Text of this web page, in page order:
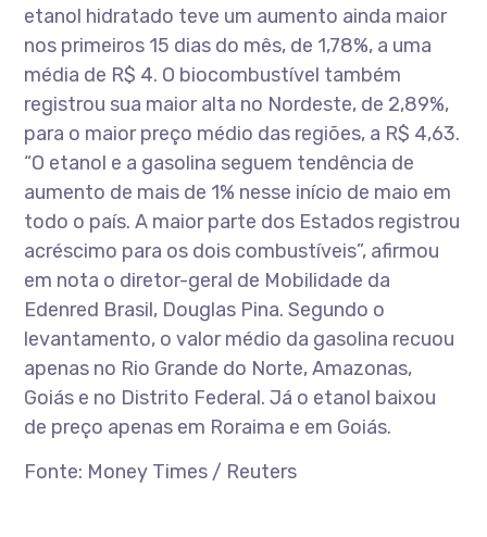
etanol hidratado teve um aumento ainda maior
nos primeiros 15 dias do mês, de 1,78%, a uma
média de R$ 4. O biocombustível também
registrou sua maior alta no Nordeste, de 2,89%,
para o maior preço médio das regiões, a R$ 4,63.
“O etanol e a gasolina seguem tendência de
aumento de mais de 1% nesse início de maio em
todo o país. A maior parte dos Estados registrou
acréscimo para os dois combustíveis”, afirmou
em nota o diretor-geral de Mobilidade da
Edenred Brasil, Douglas Pina. Segundo o
levantamento, o valor médio da gasolina recuou
apenas no Rio Grande do Norte, Amazonas,
Goiás e no Distrito Federal. Já o etanol baixou
de preço apenas em Roraima e em Goiás.
Fonte: Money Times / Reuters